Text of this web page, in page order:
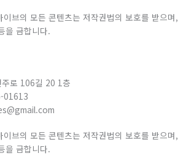
브의 모든 콘텐츠는 저작권법의 보호를 받으며,
을 금합니다.
로 106길 20 1층
01613
브의 모든 콘텐츠는 저작권법의 보호를 받으며,
을 금합니다.